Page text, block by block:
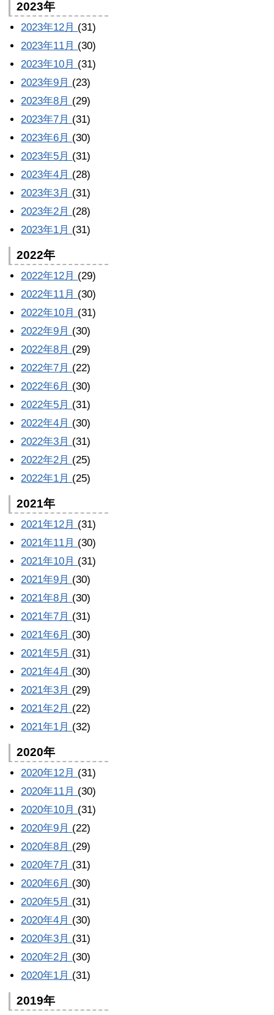
2023年
2023年12月 (31)
2023年11月 (30)
2023年10月 (31)
2023年9月 (23)
2023年8月 (29)
2023年7月 (31)
2023年6月 (30)
2023年5月 (31)
2023年4月 (28)
2023年3月 (31)
2023年2月 (28)
2023年1月 (31)
2022年
2022年12月 (29)
2022年11月 (30)
2022年10月 (31)
2022年9月 (30)
2022年8月 (29)
2022年7月 (22)
2022年6月 (30)
2022年5月 (31)
2022年4月 (30)
2022年3月 (31)
2022年2月 (25)
2022年1月 (25)
2021年
2021年12月 (31)
2021年11月 (30)
2021年10月 (31)
2021年9月 (30)
2021年8月 (30)
2021年7月 (31)
2021年6月 (30)
2021年5月 (31)
2021年4月 (30)
2021年3月 (29)
2021年2月 (22)
2021年1月 (32)
2020年
2020年12月 (31)
2020年11月 (30)
2020年10月 (31)
2020年9月 (22)
2020年8月 (29)
2020年7月 (31)
2020年6月 (30)
2020年5月 (31)
2020年4月 (30)
2020年3月 (31)
2020年2月 (30)
2020年1月 (31)
2019年